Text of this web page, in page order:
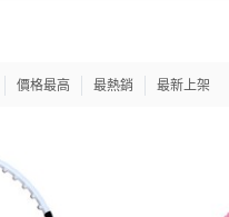
價格最高 最熱銷 最新上架